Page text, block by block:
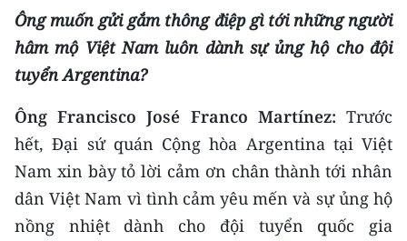
Ông muốn gửi gắm thông điệp gì tới những người
hâm mộ Việt Nam luôn dành sự ủng hộ cho đội
tuyển Argentina?
Ông Francisco José Franco Martínez: Trước
hết, Đại sứ quán Cộng hòa Argentina tại Việt
Nam xin bày tỏ lời cảm ơn chân thành tới nhân
dân Việt Nam vì tình cảm yêu mến và sự ủng hộ
nồng nhiệt dành cho đội tuyển quốc gia